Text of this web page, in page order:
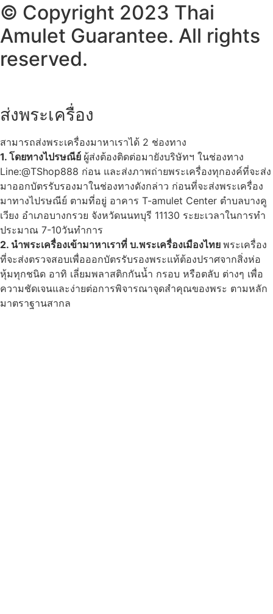
© Copyright 2023 Thai
Amulet Guarantee. All rights
reserved.
ส่งพระเครื่อง
สามารถส่งพระเครื่องมาหาเราได้ 2 ช่องทาง
1. โดยทางไปรษณีย์ ผู้ส่งต้องติดต่อมายังบริษัทฯ ในช่องทาง
Line:@TShop888 ก่อน และส่งภาพถ่ายพระเครื่องทุกองค์ที่จะส่ง
มาออกบัตรรับรองมาในช่องทางดังกล่าว ก่อนที่จะส่งพระเครื่อง
มาทางไปรษณีย์ ตามที่อยู่ อาคาร T-amulet Center ตำบลบางคู
เวียง อำเภอบางกรวย จังหวัดนนทบุรี 11130 ระยะเวลาในการทำ
ประมาณ 7-10วันทำการ
2. นำพระเครื่องเข้ามาหาเราที่ บ.พระเครื่องเมืองไทย พระเครื่อง
ที่จะส่งตรวจสอบเพื่อออกบัตรรับรองพระแท้ต้องปราศจากสิ่งห่อ
หุ้มทุกชนิด อาทิ เลี่ยมพลาสติกกันน้ำ กรอบ หรือตลับ ต่างๆ เพื่อ
ความชัดเจนและง่ายต่อการพิจารณาจุดสำคุณของพระ ตามหลัก
มาตราฐานสากล